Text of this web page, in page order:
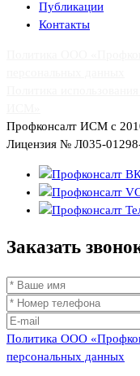
Публикации
Контакты
Профконсалт ИСМ с
Лицензия № Л035-
Заказать
Политика ООО
персональных данных